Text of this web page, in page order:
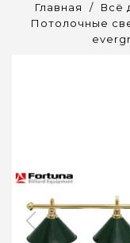
Главная Всё
Потолочные